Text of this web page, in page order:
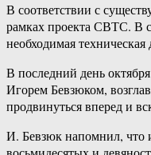
В соответствии с
рамках проекта СВТС. В
необходимая
В последний день
Игорем Бевзюком,
продвинуться вперед и
И. Бевзюк напомнил, что